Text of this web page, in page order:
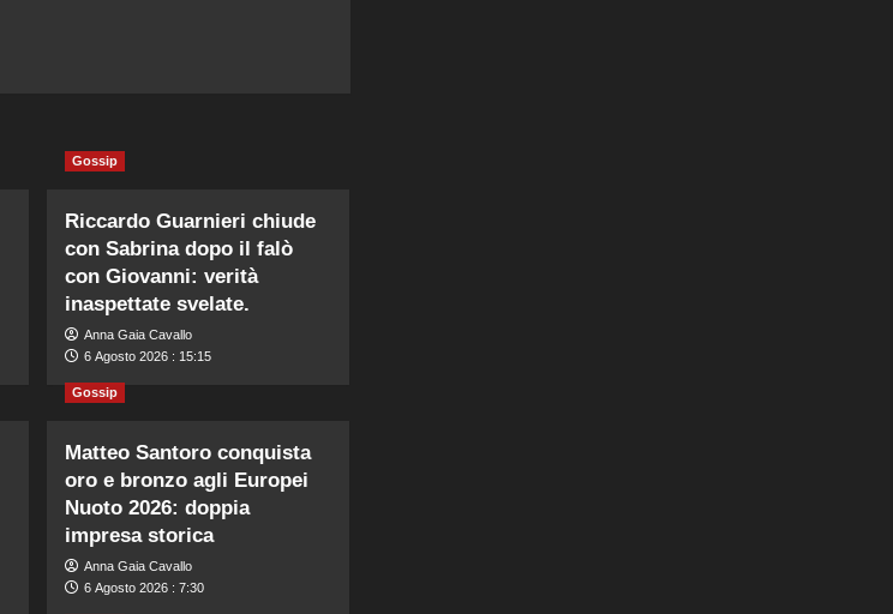
Gossip
Riccardo Guarnieri chiude
con Sabrina dopo il falò
con Giovanni: verità
inaspettate svelate.
Anna Gaia Cavallo
6 Agosto 2026 : 15:15
Gossip
Matteo Santoro conquista
oro e bronzo agli Europei
Nuoto 2026: doppia
impresa storica
Anna Gaia Cavallo
6 Agosto 2026 : 7:30